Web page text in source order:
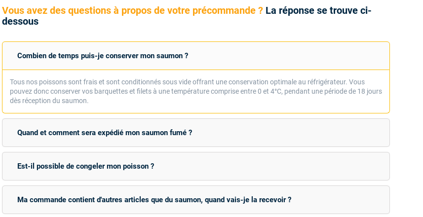
Vous avez des questions à propos de votre précommande ?La réponse se trouve ci-
dessous
Combien de temps puis-je conserver mon saumon ?
Tous nos poissons sont frais et sont conditionnés sous vide offrant une conservation optimale au réfrigérateur. Vous
pouvez donc conserver vos barquettes et filets à une température comprise entre 0 et 4°C, pendant une période de 18 jours
dès réception du saumon.
Quand et comment sera expédié mon saumon fumé ?
Est-il possible de congeler mon poisson ?
Ma commande contient d'autres articles que du saumon, quand vais-je la recevoir ?